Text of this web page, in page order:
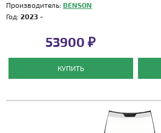
Производитель: BENSON
Год: 2023 -
53900 ₽
КУПИТЬ